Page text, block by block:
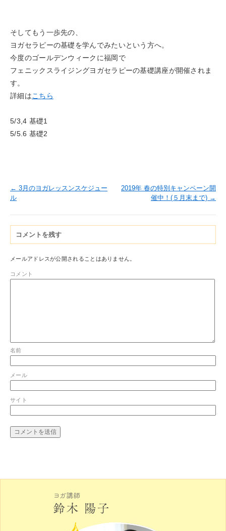
そしてもう一歩先の、
ヨガセラピーの基礎を学んでみたいという方へ。
今度のゴールデンウィークに福岡で
フェニックスライジングヨガセラピーの基礎講座が開催されま
す。
詳細はこちら
5/3,4 基礎1
5/5.6 基礎2
← 3月のヨガレッスンスケジュー
ル
2019年 春の特別キャンペーン開
催中！(５月末まで) →
コメントを残す
メールアドレスが公開されることはありません。
コメント
名前
メール
サイト